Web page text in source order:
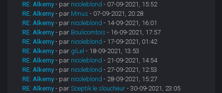
RE: Alkemy - par nicoleblond - 07-09-2021, 15:52
RE: Alkemy - par Minus - 07-09-2021, 20:28
RE: Alkemy - par nicoleblond - 14-09-2021, 16:01
RE: Alkemy - par Boulicomtois - 16-09-2021, 17:57
RE: Alkemy - par nicoleblond - 17-09-2021, 01:42
RE: Alkemy - par giLel - 18-09-2021, 13:53
RE: Alkemy - par nicoleblond - 21-09-2021, 14:54
RE: Alkemy - par nicoleblond - 27-09-2021, 12:53
RE: Alkemy - par nicoleblond - 28-09-2021, 15:27
RE: Alkemy - parSceptik le sloucheur - 30-09-2021, 23:05